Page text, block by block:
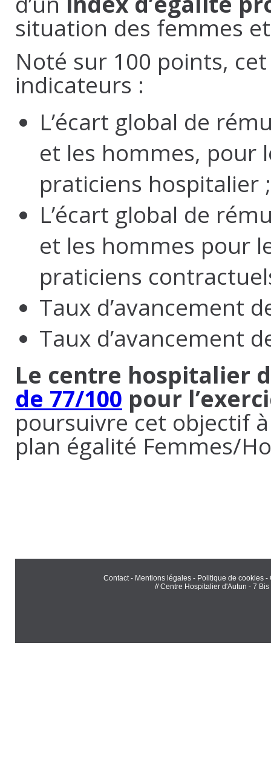
situation des femmes
Noté sur 100 points,
indicateurs :
L’écart global de
et les hommes, pour
praticiens hospitalier ;
L’écart global de
et les hommes pour
praticiens
Taux d’avancement
Taux d’avancement
Le centre hospitalier
de 77/100 pour
poursuivre cet objectif
plan égalité Femmes/
Contact- Mentions légales - Politique de cookies -
// Centre Hospitalier d'Autun - 7